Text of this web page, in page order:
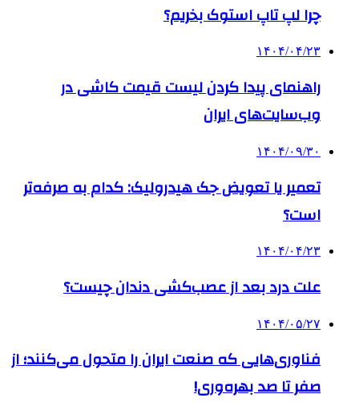
چرا لپ تاپ استوک بخریم؟
۱۴۰۴/۰۴/۲۳
راهنمای پیدا کردن لیست قیمت کاشی در
وب‌سایت‌های ایران
۱۴۰۴/۰۹/۳۰
تعمیر یا تعویض جک هیدرولیک: کدام به صرفه‌تر
است؟
۱۴۰۴/۰۴/۲۳
علت درد بعد از عصب‌کشی دندان چیست؟
۱۴۰۴/۰۵/۲۷
فناوری‌هایی که صنعت ایران را متحول می‌کنند؛ از
صفر تا صد بهره‌وری!